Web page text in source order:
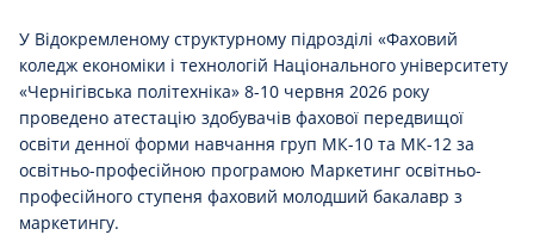
У Відокремленому структурному підрозділі «Фаховий
коледж економіки і технологій Національного університету
«Чернігівська політехніка» 8-10 червня 2026 року
проведено атестацію здобувачів фахової передвищої
освіти денної форми навчання груп МК-10 та МК-12 за
освітньо-професійною програмою Маркетинг освітньо-
професійного ступеня фаховий молодший бакалавр з
маркетингу.